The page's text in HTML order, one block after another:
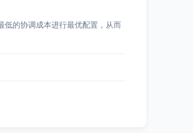
低的协调成本进行最优配置，从而